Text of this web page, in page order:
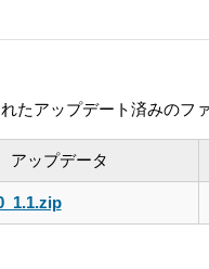
たアップデート済みのフ
アップデータ